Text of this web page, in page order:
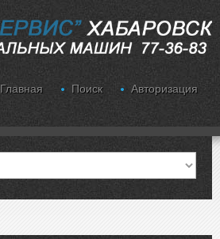
Авторизация
Поиск
Главная